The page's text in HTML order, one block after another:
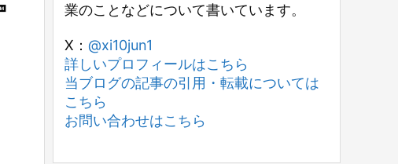
業のことなどについて書いています。
X： @xi10jun1
詳しいプロフィールはこちら
当ブログの記事の引用・転載については
こちら
お問い合わせはこちら